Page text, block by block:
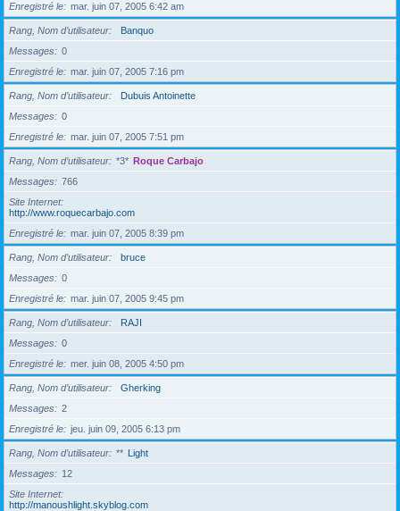
Enregistré le
mar. juin 07, 2005 6:42 am
Rang, Nom d’utilisateur
Banquo
Messages
0
Enregistré le
mar. juin 07, 2005 7:16 pm
Rang, Nom d’utilisateur
Dubuis Antoinette
Messages
0
Enregistré le
mar. juin 07, 2005 7:51 pm
Rang, Nom d’utilisateur *3* Roque Carbajo
Messages
766
Site Internet
http://www.roquecarbajo.com
Enregistré le
mar. juin 07, 2005 8:39 pm
Rang, Nom d’utilisateur
bruce
Messages
0
Enregistré le
mar. juin 07, 2005 9:45 pm
Rang, Nom d’utilisateur
RAJI
Messages
0
Enregistré le
mer. juin 08, 2005 4:50 pm
Rang, Nom d’utilisateur
Gherking
Messages
2
Enregistré le
jeu. juin 09, 2005 6:13 pm
Rang, Nom d’utilisateur ** Light
Messages
12
Site Internet
http://manoushlight.skyblog.com